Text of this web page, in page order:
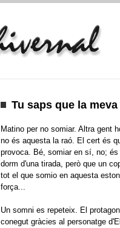
Tu saps que la
Matino per no somiar. Altra gent
no és aquesta la raó. El cert és
provoca. Bé, somiar en sí, no;
dorm d'una tirada, però que un
tot el que somio en aquesta
força...
Un somni es repeteix. El
conegut gràcies al personatge